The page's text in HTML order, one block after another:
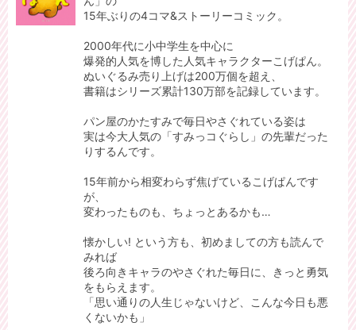
15年ぶりの4コマ&ストーリーコミック。
2000年代に小中学生を中心に
爆発的人気を博した人気キャラクターこげぱん。
ぬいぐるみ売り上げは200万個を超え、
書籍はシリーズ累計130万部を記録しています。
パン屋のかたすみで毎日やさぐれている姿は
実は今大人気の「すみっコぐらし」の先輩だった
りするんです。
15年前から相変わらず焦げているこげぱんです
が、
変わったものも、ちょっとあるかも…
懐かしい! という方も、初めましての方も読んで
みれば
後ろ向きキャラのやさぐれた毎日に、きっと勇気
をもらえます。
「思い通りの人生じゃないけど、こんな今日も悪
くないかも」